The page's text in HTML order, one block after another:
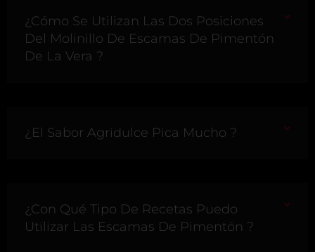
¿Cómo Se Utilizan Las Dos Posiciones
Del Molinillo De Escamas De Pimentón
De La Vera ?
¿El Sabor Agridulce Pica Mucho ?
¿Con Qué Tipo De Recetas Puedo
Utilizar Las Escamas De Pimentón ?